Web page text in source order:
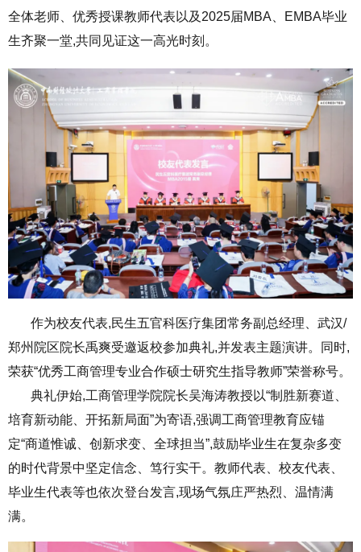
全体老师、优秀授课教师代表以及2025届MBA、EMBA毕业
生齐聚一堂,共同见证这一高光时刻。
作为校友代表,民生五官科医疗集团常务副总经理、武汉/
郑州院区院长禹爽受邀返校参加典礼,并发表主题演讲。同时,
荣获“优秀工商管理专业合作硕士研究生指导教师”荣誉称号。
典礼伊始,工商管理学院院长吴海涛教授以“制胜新赛道、
培育新动能、开拓新局面”为寄语,强调工商管理教育应锚
定“商道惟诚、创新求变、全球担当”,鼓励毕业生在复杂多变
的时代背景中坚定信念、笃行实干。教师代表、校友代表、
毕业生代表等也依次登台发言,现场气氛庄严热烈、温情满
满。